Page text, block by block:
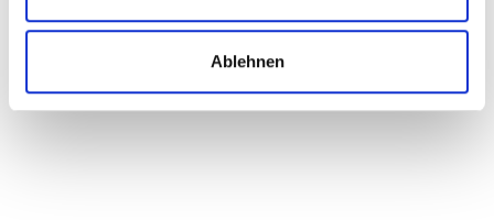
Ablehnen
Energiekonzepte und
Nachhaltigkeit
Wir gestalten nachhaltige Lösungen für morgen